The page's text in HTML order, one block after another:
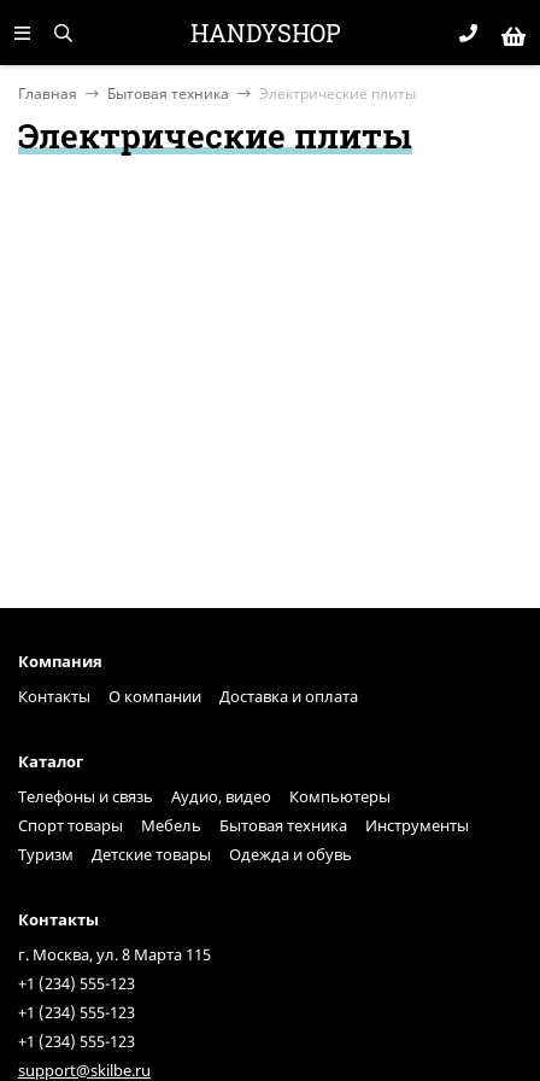
HANDYSHOP
Главная Бытовая техника Электрические плиты
Электрические плиты
Компания
Контакты
О компании Доставка и оплата
Каталог
Телефоны и связь
Аудио, видео
Компьютеры
Спорт товары
Мебель Бытовая техника
Инструменты
Туризм
Детские товары Одежда и обувь
Контакты
г. Москва, ул. 8 Марта 115
+1 (234) 555-123
+1 (234) 555-123
+1 (234) 555-123
support@skilbe.ru